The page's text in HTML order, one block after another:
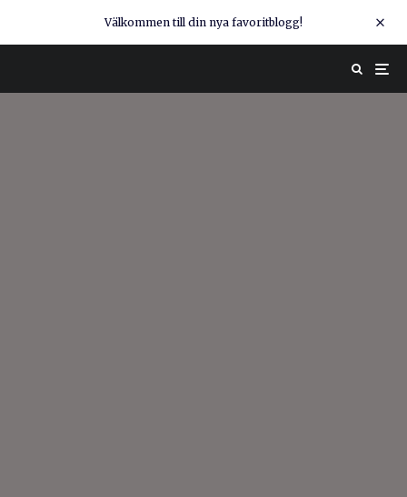
Välkommen till din nya favoritblogg!